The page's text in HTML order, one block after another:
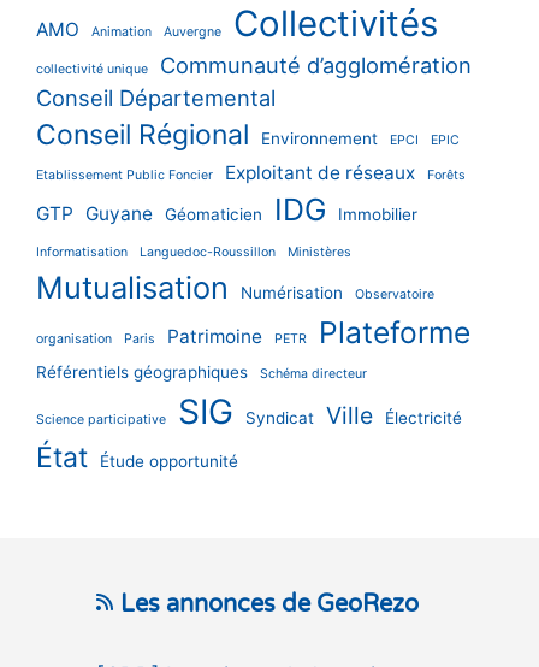
AMO Animation Auvergne Collectivités
collectivité unique
Communauté d’agglomération
Conseil Départemental
Conseil Régional Environnement EPCI EPIC
Etablissement Public Foncier Exploitant de réseaux Forêts
GTP Guyane Géomaticien IDG Immobilier
Informatisation Languedoc-Roussillon Ministères
Mutualisation Numérisation Observatoire
organisation Paris Patrimoine PETR Plateforme
Référentiels géographiques Schéma directeur
Science participative SIG Syndicat Ville Électricité
État Étude opportunité
Les annonces de GeoRezo